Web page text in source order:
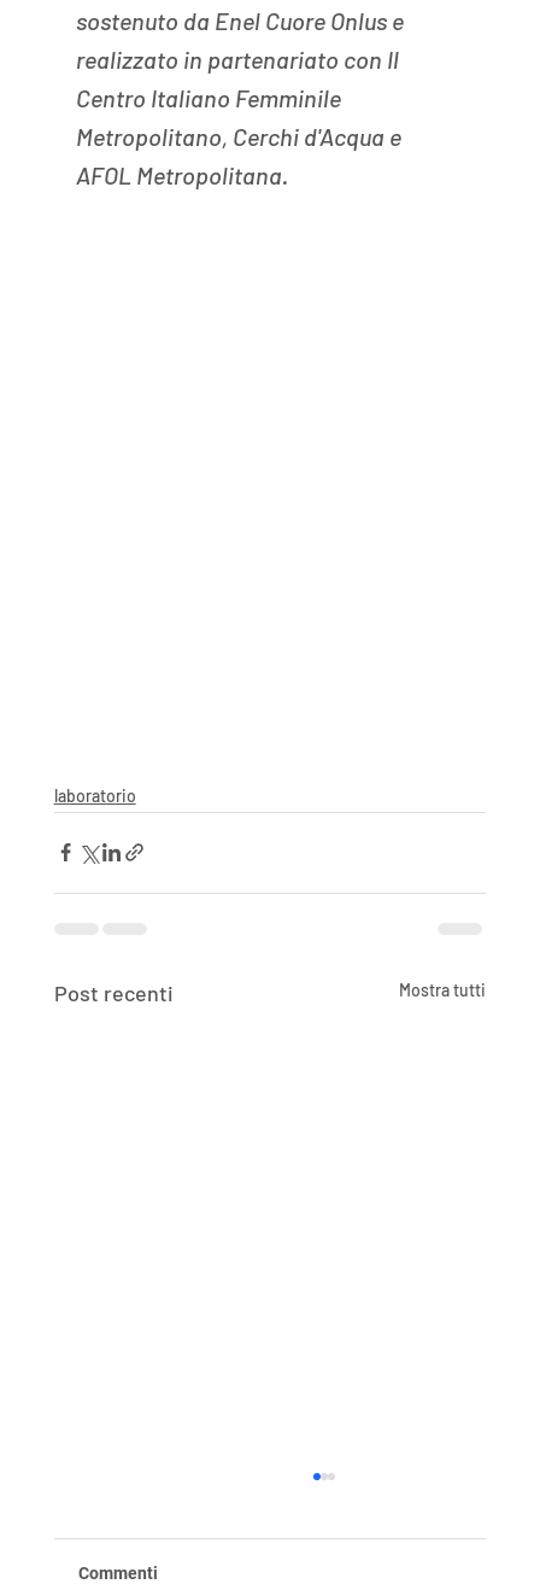
sostenuto da Enel Cuore Onlus e
realizzato in partenariato con Il
Centro Italiano Femminile
Metropolitano, Cerchi d'Acqua e
AFOL Metropolitana.
laboratorio
Post recenti Mostra tutti
Commenti